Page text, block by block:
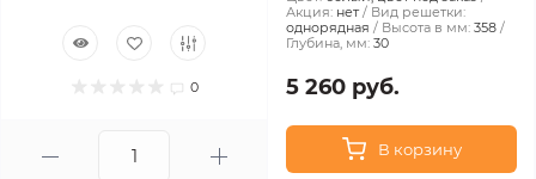
0
Акция: нет
Вид решетки:
однорядная
Высота в мм: 358
Глубина, мм: 30
5 260 руб.
В корзину